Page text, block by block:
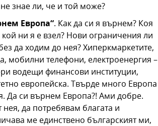
знае ли, че и той може?
Европа“. Как да си я върнем? Коя
ни я е взел? Нови ограничения ли
да ходим до нея? Хиперкмаркетите,
мобилни телефони, електроенергия –
водещи финансови институции,
европейска. Твърде много Европа
Да си върнем Европа?! Ами добре.
да потребявам благата и
ме единствено българският ми,